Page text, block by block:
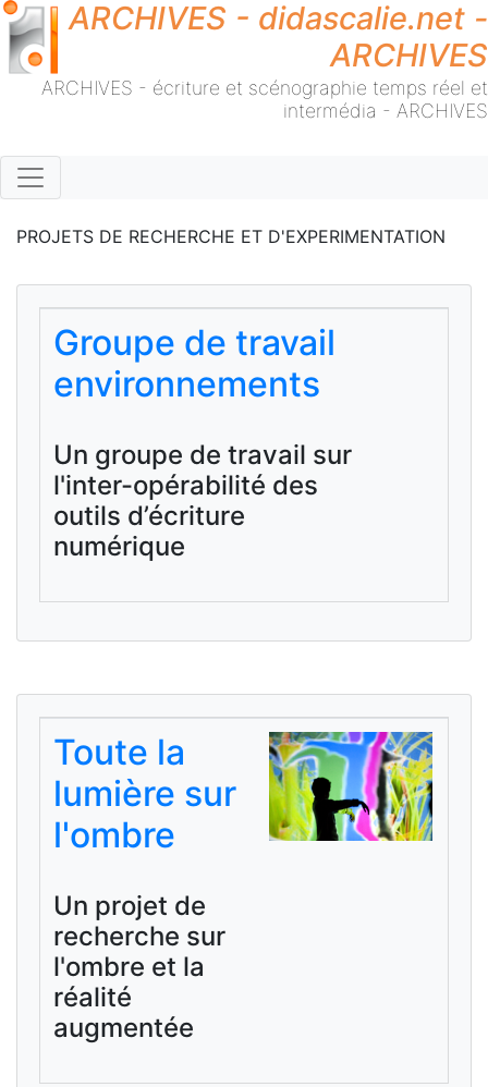
ARCHIVES - didascalie.net -
ARCHIVES
ARCHIVES - écriture et scénographie temps réel et
intermédia - ARCHIVES
PROJETS DE RECHERCHE ET D'EXPERIMENTATION
Groupe de travail
environnements
Un groupe de travail sur
l'inter-opérabilité des
outils d’écriture
numérique
Toute la
lumière sur
l'ombre
Un projet de
recherche sur
l'ombre et la
réalité
augmentée